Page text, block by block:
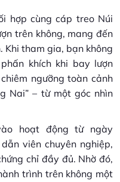
hợp cùng cáp treo Núi
trên không, mang đến
Khi tham gia, bạn không
khích khi bay lượn
ngưỡng toàn cảnh
Nai” – từ một góc nhìn
hoạt động từ ngày
viên chuyên nghiệp,
chỉ đầy đủ. Nhờ đó,
trình trên không một